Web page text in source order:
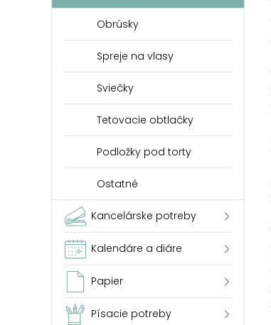
Obrúsky
Spreje na vlasy
Sviečky
Tetovacie obtlačky
Podložky pod torty
Ostatné
Kancelárske potreby
Kalendáre a diáre
Papier
Písacie potreby